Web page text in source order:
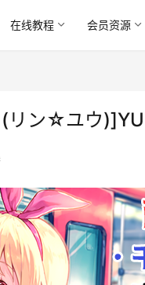
在线教程 会员资源
ン☆ユウ